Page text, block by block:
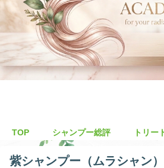
TOP シャンプー総評 トリー
紫シャンプー（ムラシャン